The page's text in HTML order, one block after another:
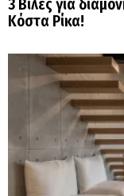
3 Βίλες για
Κόστα Ρίκα!